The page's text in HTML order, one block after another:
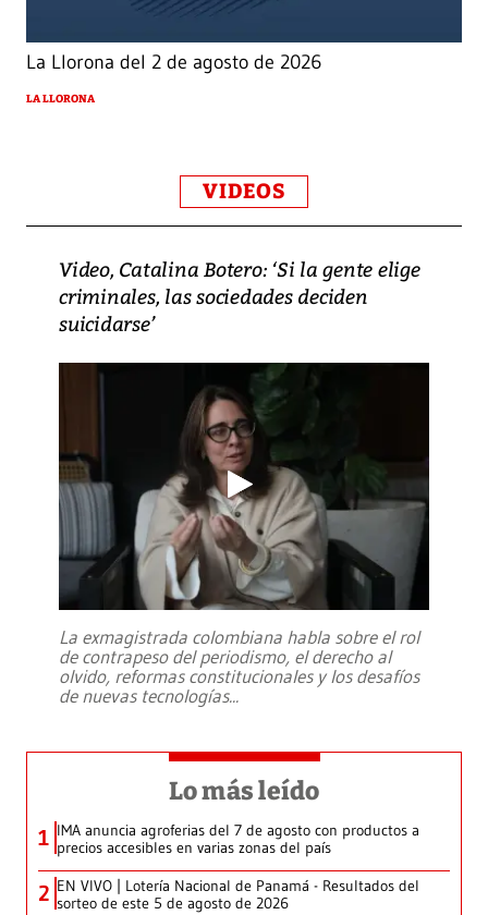
La Llorona del 2 de agosto de 2026
LA LLORONA
VIDEOS
Video, Catalina Botero: ‘Si la gente elige
criminales, las sociedades deciden
suicidarse’
La exmagistrada colombiana habla sobre el rol
de contrapeso del periodismo, el derecho al
olvido, reformas constitucionales y los desafíos
de nuevas tecnologías...
Lo más leído
1 IMA anuncia agroferias del 7 de agosto con productos a
precios accesibles en varias zonas del país
2 EN VIVO | Lotería Nacional de Panamá - Resultados del
sorteo de este 5 de agosto de 2026